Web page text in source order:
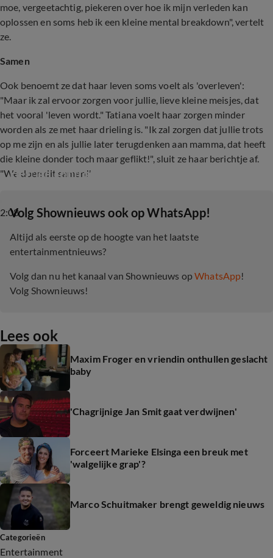
moe, vergeetachtig, piekeren over hoe ik mijn verleden kan
oplossen en soms heb ik een kleine mental breakdown", vertelt
ze.
Samen
Ook benoemt ze dat haar leven soms voelt als 'overleven':
"Maar ik zal ervoor zorgen voor jullie, lieve kleine meisjes, dat
het vooral 'leven wordt." Tatiana voelt haar zorgen minder
worden als ze met haar drieling is. "Ik zal zorgen dat jullie trots
op me zijn en als jullie later terugdenken aan mamma, dat heeft
die kleine donder toch maar geflikt!", sluit ze haar berichtje af.
"We doen dit samen!'
2:08
Heftige confrontatie tussen Joyce en Tatiana
‎Volg Shownieuws ook op WhatsApp!
Altijd als eerste op de hoogte van het laatste
entertainmentnieuws?
Volg dan nu het kanaal van Shownieuws opWhatsApp!
Volg Shownieuws!
Lees ook
Maxim Froger en vriendin onthullen geslacht
baby
'Chagrijnige Jan Smit gaat verdwijnen'
Forceert Marieke Elsinga een breuk met
'walgelijke grap'?
Marco Schuitmaker brengt geweldig nieuws
Categorieën
Entertainment